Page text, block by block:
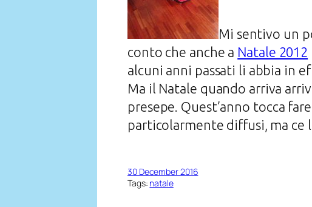
Mi sentivo un
conto che anche a Natale 2012
alcuni anni passati li abbia in
Ma il Natale quando arriva
presepe. Quest’anno tocca
particolarmente diffusi, ma ce
30 December 2016
Tags: natale